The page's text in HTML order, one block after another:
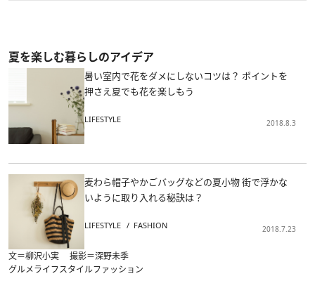
夏を楽しむ暮らしのアイデア
暑い室内で花をダメにしないコツは？ ポイントを
押さえ夏でも花を楽しもう
LIFESTYLE 2018.8.3
麦わら帽子やかごバッグなどの夏小物 街で浮かな
いように取り入れる秘訣は？
LIFESTYLE FASHION 2018.7.23
文＝柳沢小実 撮影＝深野未季
グルメライフスタイルファッション